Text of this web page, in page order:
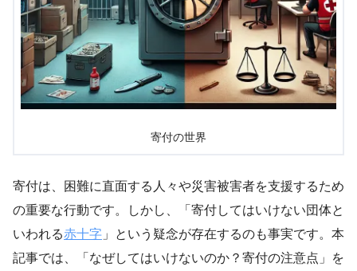
寄付の世界
寄付は、困難に直面する人々や災害被害者を支援するため
の重要な行動です。しかし、「寄付してはいけない団体と
いわれる赤十字 」という疑念が存在するのも事実です。本
記事では、「なぜしてはいけないのか？寄付の注意点」を